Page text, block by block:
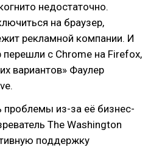
недостаточно.
на браузер,
рекламной компании. И
с Chrome на Firefox,
вариантов» Фаулер
проблемы из-за её бизнес-
The Washington
поддержку